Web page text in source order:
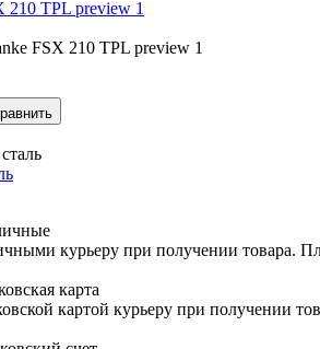
курьеру при получении товара.
карта
картой курьеру при получении